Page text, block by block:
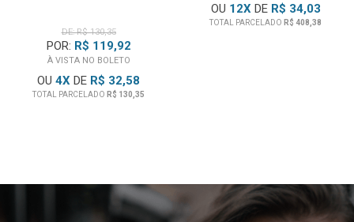
DE: R$ 130,35
POR: R$ 119,92
À VISTA NO BOLETO
OU 4X DE R$ 32,58
TOTAL PARCELADO R$ 130,35
OU 12XDE R$ 34,03
TOTAL PARCELADO R$ 408,38